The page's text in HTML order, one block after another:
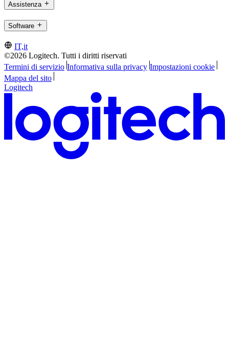
Assistenza
Software
IT,it
©2026 Logitech. Tutti i diritti riservati
Termini di servizio Informativa sulla privacy Impostazioni cookie
Mappa del sito
Logitech